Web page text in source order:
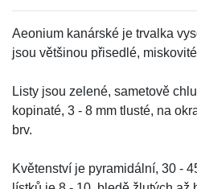
Aeonium kanárské je trvalka
jsou většinou přisedlé,
Listy jsou zelené, sametově
kopinaté, 3 - 8 mm tlusté, na
brv.
Květenství je pyramidální, 30 -